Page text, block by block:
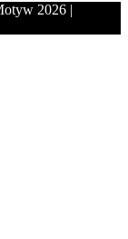
2026 |